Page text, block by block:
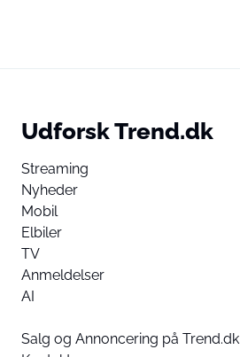
Udforsk Trend.dk
Streaming
Nyheder
Mobil
Elbiler
TV
Anmeldelser
AI
Salg og Annoncering på Trend.dk